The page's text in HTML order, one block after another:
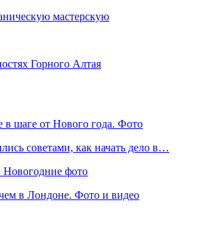
мастерскую
Горного Алтая
в шаге от Нового года. Фото
советами, как начать дело в…
Новогодние фото
в Лондоне. Фото и видео